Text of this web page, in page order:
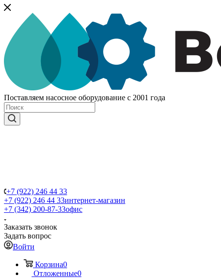
Поставляем насосное оборудование с 2001 года
+7 (922) 246 44 33
+7 (922) 246 44 33интернет-магазин
+7 (342) 200-87-33офис
Заказать звонок
Задать вопрос
Войти
Корзина0
Отложенные0